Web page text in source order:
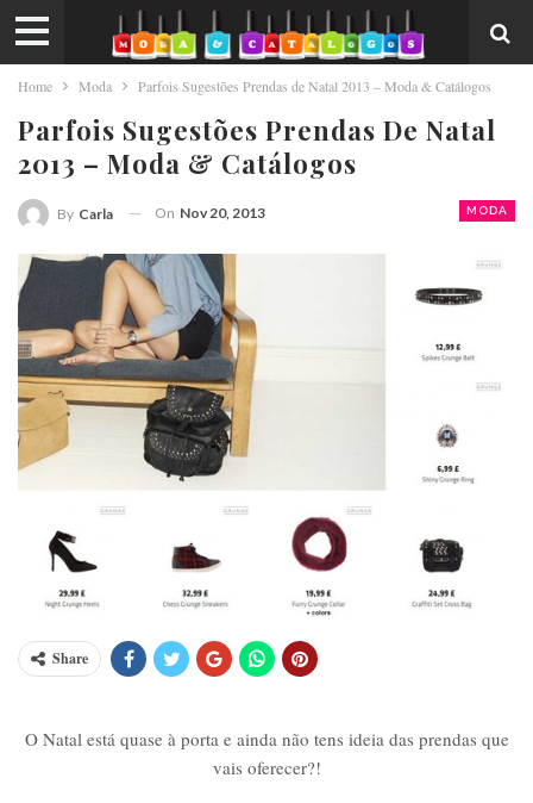
Home Moda Parfois Sugestões Prendas de Natal 2013 – Moda & Catálogos
Parfois Sugestões Prendas De Natal
2013 – Moda & Catálogos
MODA
By Carla On Nov 20, 2013
Share
O Natal está quase à porta e ainda não tens ideia das prendas que
vais oferecer?!